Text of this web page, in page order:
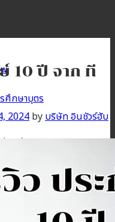
ศึกษาบุตร
ระหยัด
ย
ล็ก
ดบุตร
10 ปี จาก ที
2024 byบริษัท อินชัวร์ฮับ